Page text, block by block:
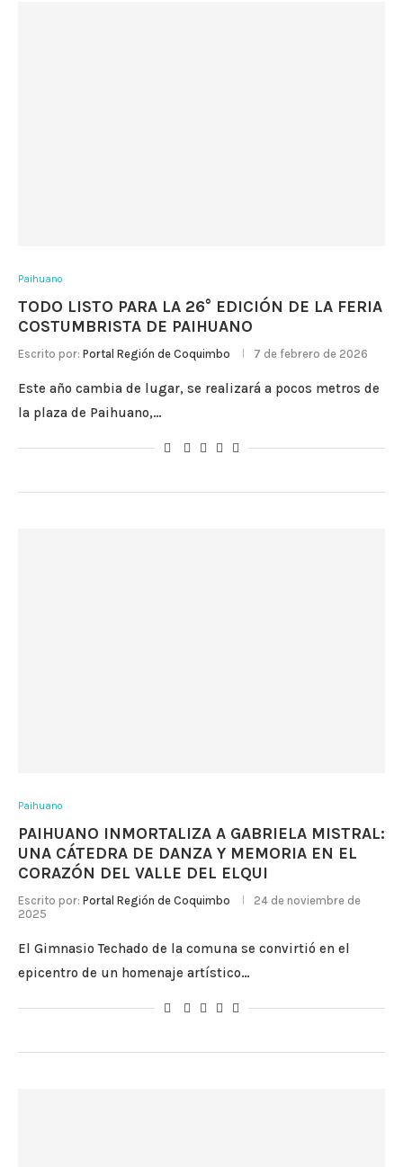
Paihuano
TODO LISTO PARA LA 26° EDICIÓN DE LA FERIA
COSTUMBRISTA DE PAIHUANO
Escrito por: Portal Región de Coquimbo 7 de febrero de 2026
Este año cambia de lugar, se realizará a pocos metros de
la plaza de Paihuano,…
Paihuano
PAIHUANO INMORTALIZA A GABRIELA MISTRAL:
UNA CÁTEDRA DE DANZA Y MEMORIA EN EL
CORAZÓN DEL VALLE DEL ELQUI
Escrito por: Portal Región de Coquimbo
24 de noviembre de
2025
El Gimnasio Techado de la comuna se convirtió en el
epicentro de un homenaje artístico…